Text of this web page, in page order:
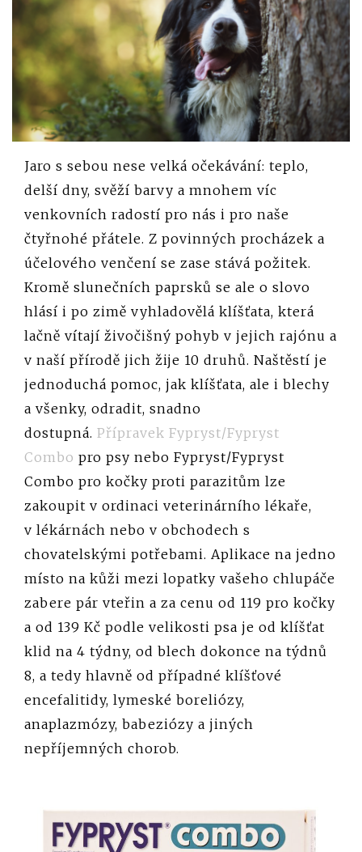
Jaro s sebou nese velká očekávání: teplo,
delší dny, svěží barvy a mnohem víc
venkovních radostí pro nás i pro naše
čtyřnohé přátele. Z povinných procházek a
účelového venčení se zase stává požitek.
Kromě slunečních paprsků se ale o slovo
hlásí i po zimě vyhladovělá klíšťata, která
lačně vítají živočišný pohyb v jejich rajónu a
v naší přírodě jich žije 10 druhů. Naštěstí je
jednoduchá pomoc, jak klíšťata, ale i blechy
a všenky, odradit, snadno
dostupná. Přípravek Fypryst/Fypryst
Combo pro psy nebo Fypryst/Fypryst
Combo pro kočky proti parazitům lze
zakoupit v ordinaci veterinárního lékaře,
v lékárnách nebo v obchodech s
chovatelskými potřebami. Aplikace na jedno
místo na kůži mezi lopatky vašeho chlupáče
zabere pár vteřin a za cenu od 119 pro kočky
a od 139 Kč podle velikosti psa je od klíšťat
klid na 4 týdny, od blech dokonce na týdnů
8, a tedy hlavně od případné klíšťové
encefalitidy, lymeské boreliózy,
anaplazmózy, babeziózy a jiných
nepříjemných chorob.